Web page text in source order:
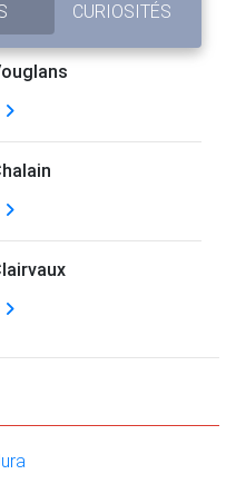
CURIOSITÉS